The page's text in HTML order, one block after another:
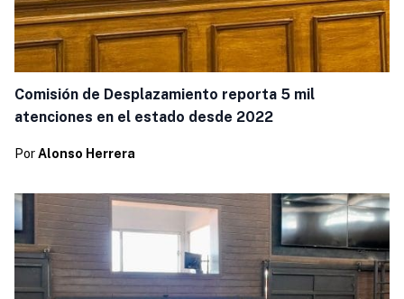
Comisión de Desplazamiento reporta 5 mil
atenciones en el estado desde 2022
Por Alonso Herrera